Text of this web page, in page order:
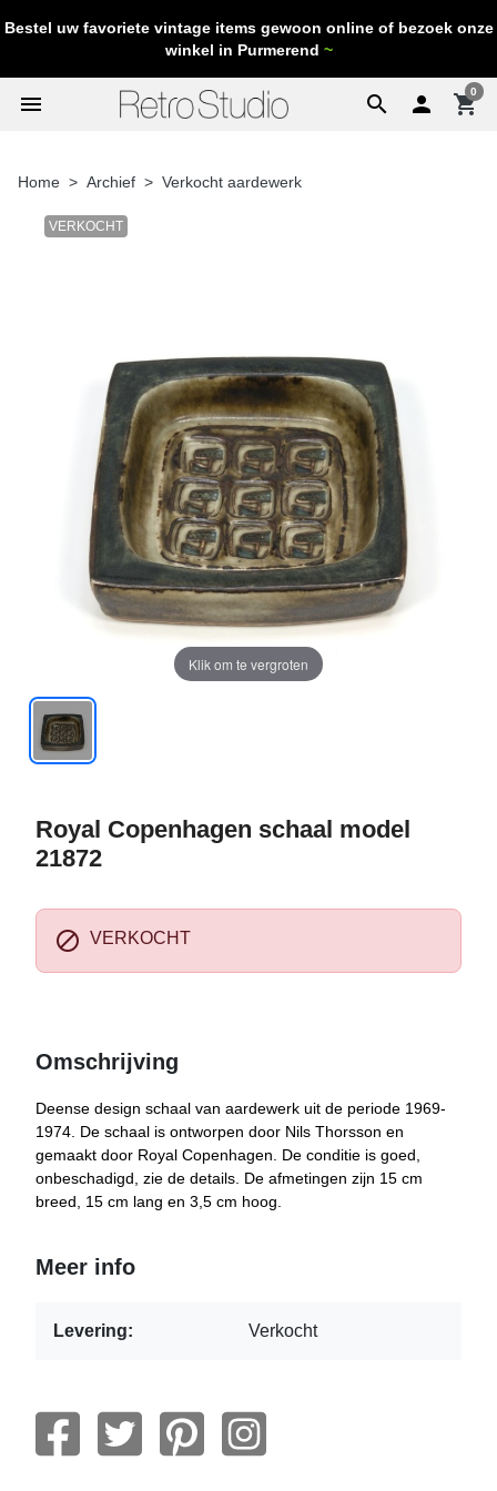
Bestel uw favoriete vintage items gewoon online of bezoek onze
winkel in Purmerend ~
search
menu  shopping_cart
0
Home Archief Verkocht aardewerk
VERKOCHT
Klik om te vergroten
Royal Copenhagen schaal model
21872
 VERKOCHT
Omschrijving
Deense design schaal van aardewerk uit de periode 1969-
1974. De schaal is ontworpen door Nils Thorsson en
gemaakt door Royal Copenhagen. De conditie is goed,
onbeschadigd, zie de details. De afmetingen zijn 15 cm
breed, 15 cm lang en 3,5 cm hoog.
Meer info
Levering: Verkocht